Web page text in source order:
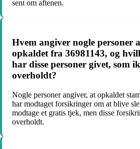
sent om aftenen.
Hvem angiver nogle personer
opkaldet fra 36981143, og
har disse personer givet, som
overholdt?
Nogle personer angiver, at opkaldet
har modtaget forsikringer om at blive
modtage et gratis tjek, men disse
overholdt.